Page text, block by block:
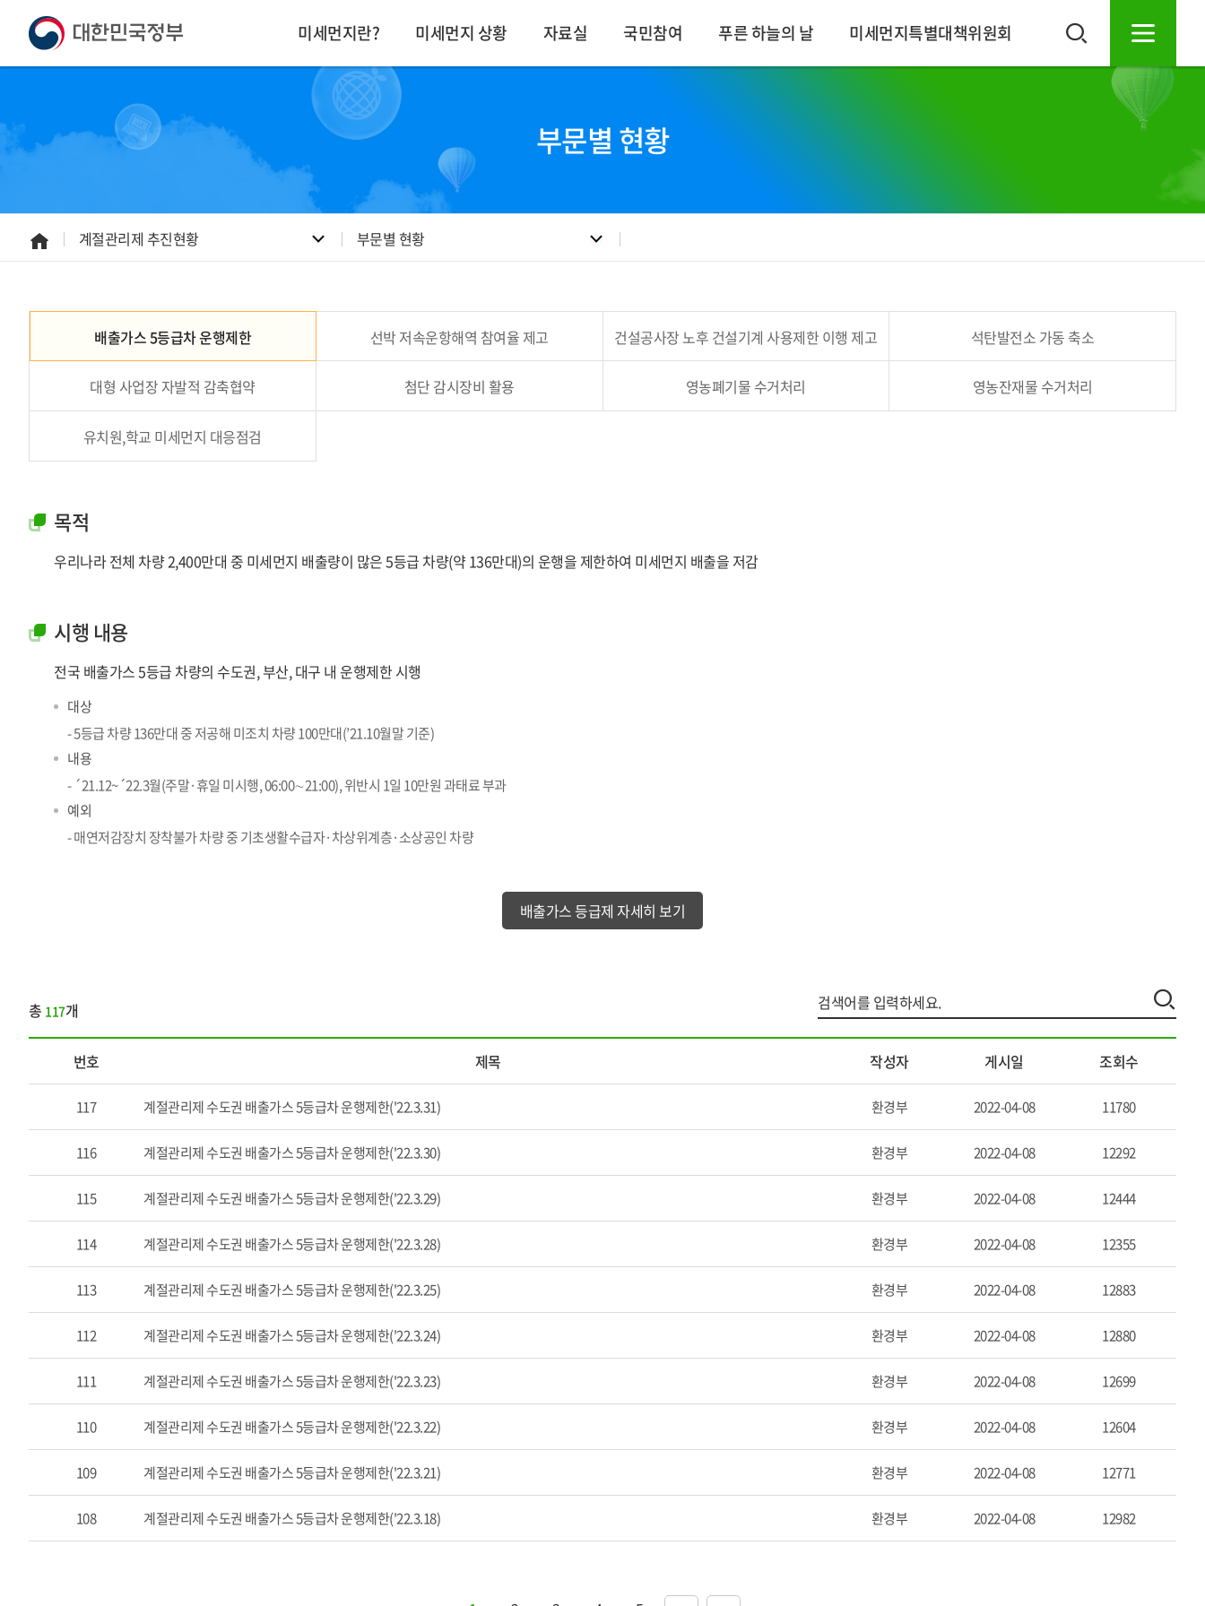
용
로
가
소
로
가
미세먼지란? 미세먼지 상황 자료실 국민참여 푸른 하늘의 날 미세먼지특별대책위원회
부문별 현황
홈 계절관리제 추진현황 부문별 현황
배출가스 5등급차 운행제한 선박 저속운항해역 참여율 제고 건설공사장 노후 건설기계 사용제한 이행 제고 석탄발전소 가동 축소
대형 사업장 자발적 감축협약 첨단 감시장비 활용 영농폐기물 수거처리 영농잔재물 수거처리
유치원,학교 미세먼지 대응점검
목적
우리나라 전체 차량 2,400만대 중 미세먼지 배출량이 많은 5등급 차량(약 136만대)의 운행을 제한하여 미세먼지 배출을 저감
시행 내용
전국 배출가스 5등급 차량의 수도권, 부산, 대구 내 운행제한 시행
대상
- 5등급 차량 136만대 중 저공해 미조치 차량 100만대(’21.10월말 기준)
내용
- ´21.12~´22.3월(주말·휴일 미시행, 06:00∼21:00), 위반시 1일 10만원 과태료 부과
예외
- 매연저감장치 장착불가 차량 중 기초생활수급자·차상위계층·소상공인 차량
배출가스 등급제 자세히 보기
총 117개
가
차
제
목
로
작
일,
번호 제목 작성자 게시일 조회수
117 계절관리제 수도권 배출가스 5등급차 운행제한('22.3.31) 환경부 2022-04-08 11780
116 계절관리제 수도권 배출가스 5등급차 운행제한('22.3.30) 환경부 2022-04-08 12292
115 계절관리제 수도권 배출가스 5등급차 운행제한('22.3.29) 환경부 2022-04-08 12444
114 계절관리제 수도권 배출가스 5등급차 운행제한('22.3.28) 환경부 2022-04-08 12355
113 계절관리제 수도권 배출가스 5등급차 운행제한('22.3.25) 환경부 2022-04-08 12883
112 계절관리제 수도권 배출가스 5등급차 운행제한('22.3.24) 환경부 2022-04-08 12880
111 계절관리제 수도권 배출가스 5등급차 운행제한('22.3.23) 환경부 2022-04-08 12699
110 계절관리제 수도권 배출가스 5등급차 운행제한('22.3.22) 환경부 2022-04-08 12604
109 계절관리제 수도권 배출가스 5등급차 운행제한('22.3.21) 환경부 2022-04-08 12771
108 계절관리제 수도권 배출가스 5등급차 운행제한('22.3.18) 환경부 2022-04-08 12982